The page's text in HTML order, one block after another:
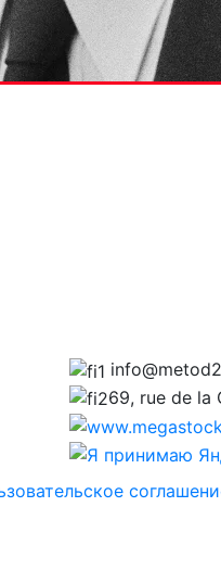
69, rue de la